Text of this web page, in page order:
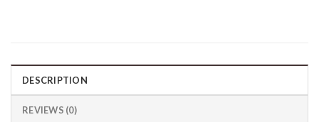
DESCRIPTION
REVIEWS (0)